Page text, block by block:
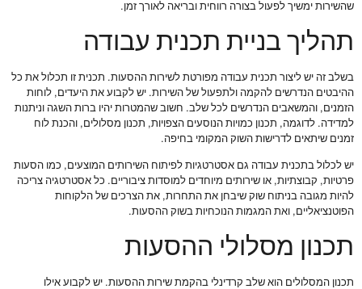
שהשירות ימשיך לפעול בצורה רווחית ובריאה לאורך זמן.
תהליך בניית תכנית עבודה
בשלב זה יש ליצור תכנית עבודה מפורטת לשירות ההסעות. תכנית זו תכלול את כל
ההיבטים הנדרשים להקמה ולתפעול של השירות. יש לקבוע את היעדים, לוחות
הזמנים, והמשאבים הנדרשים לכל שלב. חשוב שהמטרות יהיו ברות השגה וניתנות
למדידה. לדוגמה, תכנון כמויות הנוסעים הצפויות, תכנון מסלולים, והכנת לוח
זמנים שיתאים לדרישות השוק המקומי בחיפה.
יש לכלול בתכנית עבודה גם אסטרטגיות לפיתוח השירותים המוצעים, כמו הסעות
פרטיות, קבוצתיות, או שירותים מיוחדים למוסדות ציבוריים. כל אסטרטגיה צריכה
להיות מגובה בניתוח שוק שיבחן את התחרות, את הצרכים של הלקוחות
הפוטנציאליים, ואת המגמות הנוכחיות בשוק ההסעות.
תכנון מסלולי ההסעות
תכנון המסלולים הוא שלב קרדינלי בהקמת שירות ההסעות. יש לקבוע אילו